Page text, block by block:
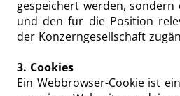
gespeichert werden,
und den für die Position
der Konzerngesellschaft
3. Cookies
Ein Webbrowser-Cookie ist